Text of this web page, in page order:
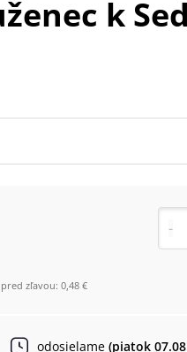
k
zľavou: 0,48 €
-
odosielame(piatok